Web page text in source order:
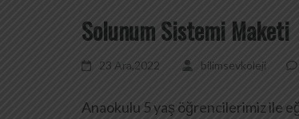
Solunum Sistemi Maketi
23 Ara,2022 bilimsevkoleji
Anaokulu 5 yaş öğrencilerimiz ile